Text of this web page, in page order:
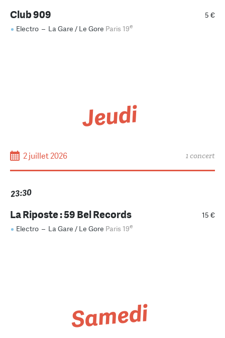
5 €
Club 909
Electro – La Gare / Le Gore Paris 19e
Jeudi
2 juillet 2026 1 concert
23:30
15 €
La Riposte : 59 Bel Records
Electro – La Gare / Le Gore Paris 19e
Samedi